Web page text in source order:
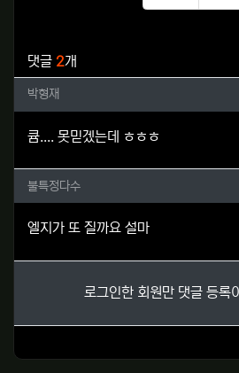
추천
댓글 2개
박형재님의 댓글
박형재
큠.... 못믿겠는데 ㅎㅎㅎ
불특정다수님의 댓글
불특정다수
엘지가 또 질까요 설마
로그인한 회원만 댓글 등록